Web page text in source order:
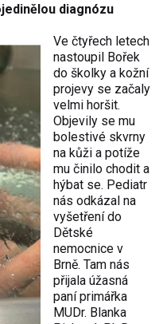
diagnózu
Ve čtyřech letech
nastoupil Bořek
do školky a kožní
projevy se začaly
velmi horšit.
Objevily se mu
bolestivé skvrny
na kůži a potíže
mu činilo chodit a
hýbat se. Pediatr
nás odkázal na
vyšetření do
Dětské
nemocnice v
Brně. Tam nás
přijala úžasná
paní primářka
MUDr. Blanka